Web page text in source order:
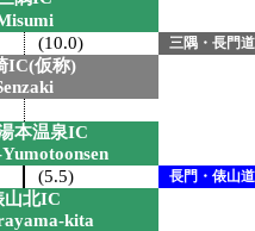
(10.0)
三隅・長門
IC(仮称)
本温泉IC
(5.5)
長門・俵山
山北IC
kita